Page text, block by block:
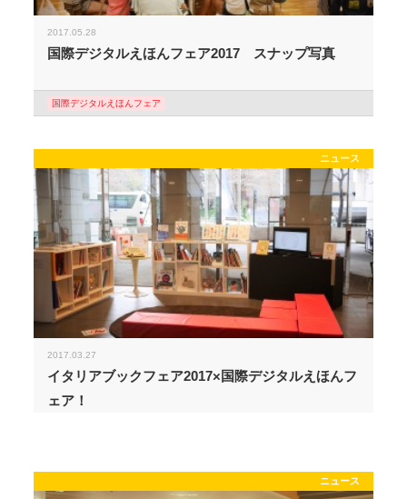
2017.05.28
国際デジタルえほんフェア2017 スナップ写真
国際デジタルえほんフェア
ニュース
2017.03.27
イタリアブックフェア2017×国際デジタルえほんフ
ェア！
ニュース